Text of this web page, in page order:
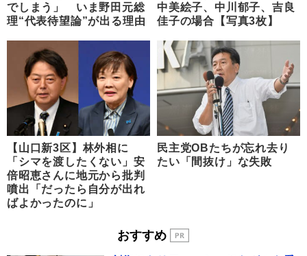
でしまう」 いま野田元総
理“代表待望論”が出る理由
中美絵子、中川郁子、吉良
佳子の場合【写真3枚】
【山口新3区】林外相に
「シマを渡したくない」安
倍昭恵さんに地元から批判
噴出「だったら自分が出れ
ばよかったのに」
民主党OBたちが忘れ去り
たい「間抜け」な失敗
おすすめ